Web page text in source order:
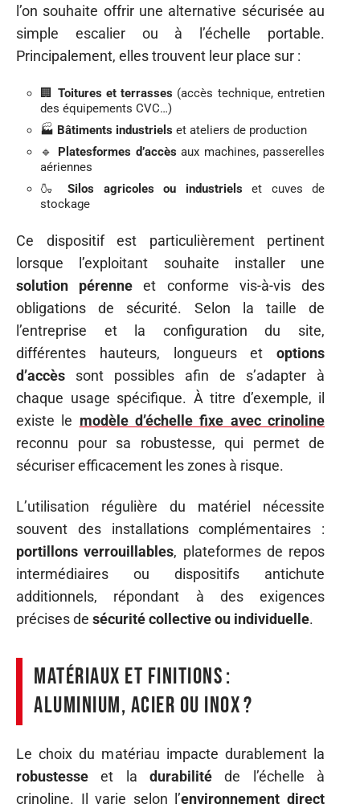
l’on souhaite offrir une alternative sécurisée au
simple escalier ou à l’échelle portable.
Principalement, elles trouvent leur place sur :
🏢 Toitures et terrasses (accès technique, entretien
des équipements CVC…)
🏭 Bâtiments industriels et ateliers de production
🔹 Platesformes d’accès aux machines, passerelles
aériennes
🍶 Silos agricoles ou industriels et cuves de
stockage
Ce dispositif est particulièrement pertinent
lorsque l’exploitant souhaite installer une
solution pérenne et conforme vis-à-vis des
obligations de sécurité. Selon la taille de
l’entreprise et la configuration du site,
différentes hauteurs, longueurs et options
d’accès sont possibles afin de s’adapter à
chaque usage spécifique. À titre d’exemple, il
existe le modèle d’échelle fixe avec crinoline
reconnu pour sa robustesse, qui permet de
sécuriser efficacement les zones à risque.
L’utilisation régulière du matériel nécessite
souvent des installations complémentaires :
portillons verrouillables, plateformes de repos
intermédiaires ou dispositifs antichute
additionnels, répondant à des exigences
précises de sécurité collective ou individuelle.
Matériaux et finitions :
aluminium, acier ou inox ?
Le choix du matériau impacte durablement la
robustesse et la durabilité de l’échelle à
crinoline. Il varie selon l’environnement direct